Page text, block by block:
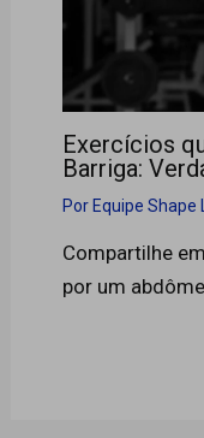
Exercícios
Barriga:
PorEquipe Shape
Compartilhe
por um